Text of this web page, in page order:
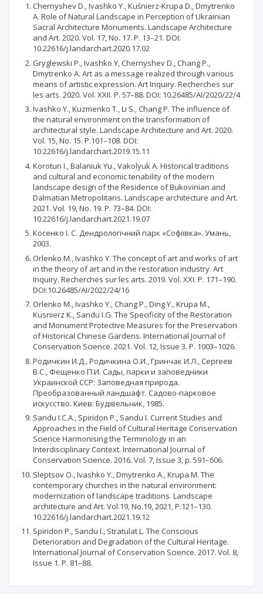
Chernyshev D., Ivashko Y., Kuśnierz-Krupa D., Dmytrenko
A. Role of Natural Landscape in Perception of Ukrainian
Sacral Architecture Monuments. Landscape Architecture
and Art. 2020. Vol. 17, No. 17. Р. 13–21. DOI:
10.22616/j.landarchart.2020.17.02
Gryglewski P., Ivashko Y, Chernyshev D., Chang P.,
Dmytrenko A. Art as a message realized through various
means of artistic expression. Art Inquiry. Recherches sur
les arts. 2020. Vol. XXII. P. 57–88. DOI: 10.26485/AI/2020/22/4
Ivashko Y., Kuzmenko T., Li S., Chang P. The influence of
the natural environment on the transformation of
architectural style. Landscape Architecture and Art. 2020.
Vol. 15, No. 15. Р.101–108. DOI:
10.22616/j.landarchart.2019.15.11
Korotun I., Balaniuk Yu., Vakolyuk A. Historical traditions
and cultural and economic tenability of the modern
landscape design of the Residence of Bukovinian and
Dalmatian Metropolitans. Landscape architecture and Art.
2021. Vol. 19, No. 19. Р. 73–84. DOI:
10.22616/j.landarchart.2021.19.07
Косенко I. С. Дендрологічний парк «Софіївка». Умань,
2003.
Orlenko M., Ivashko Y. The concept of art and works of art
in the theory of art and in the restoration industry. Art
Inquiry. Recherches sur les arts. 2019. Vol. XXI. P. 171–190.
DOI:10.26485/AI/2022/24/16
Orlenko M., Ivashko Y., Chang P., Ding Y., Krupa M.,
Kusnierz K., Sandu I.G. The Specificity of the Restoration
and Monument Protective Measures for the Preservation
of Historical Chinese Gardens. International Journal of
Conservation Science. 2021. Vol. 12, Issue 3. P. 1003–1026.
Родичкин И.Д., Родичкина О.И., Гринчак И.Л., Сергеев
В.С., Фещенко П.И. Сады, парки и заповедники
Украинской ССР: Заповедная природа.
Преобразованный ландшафт. Садово-парковое
искусство. Киев: Будівельник, 1985.
Sandu I.C.A., Spiridon P., Sandu I. Current Studies and
Approaches in the Field of Cultural Heritage Conservation
Science Harmonising the Terminology in an
Interdisciplinary Context. International Journal of
Conservation Science. 2016. Vol. 7, Issue 3, p. 591–606.
Sleptsov O., Ivashko Y., Dmytrenko A., Krupa M. The
contemporary churches in the natural environment:
modernization of landscape traditions. Landscape
architecture and Art. Vol.19, No.19, 2021, Р.121–130.
10.22616/j.landarchart.2021.19.12
Spiridon P., Sandu I., Stratulat L. The Conscious
Deterioration and Degradation of the Cultural Heritage.
International Journal of Conservation Science. 2017. Vol. 8,
Issue 1. P. 81–88.